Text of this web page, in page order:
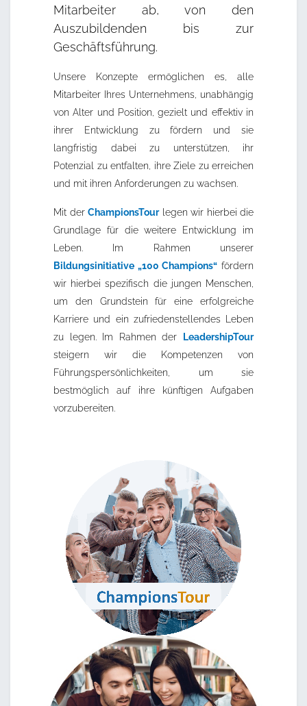
Mitarbeiter ab, von den
Auszubildenden bis zur
Geschäftsführung.
Unsere Konzepte ermöglichen es, alle
Mitarbeiter Ihres Unternehmens, unabhängig
von Alter und Position, gezielt und effektiv in
ihrer Entwicklung zu fördern und sie
langfristig dabei zu unterstützen, ihr
Potenzial zu entfalten, ihre Ziele zu erreichen
und mit ihren Anforderungen zu wachsen.
Mit der ChampionsTourlegen wir hierbei die
Grundlage für die weitere Entwicklung im
Leben. Im Rahmen unserer
Bildungsinitiative „100 Champions“ fördern
wir hierbei spezifisch die jungen Menschen,
um den Grundstein für eine erfolgreiche
Karriere und ein zufriedenstellendes Leben
zu legen. Im Rahmen der
LeadershipTour
steigern wir die Kompetenzen von
Führungspersönlichkeiten, um sie
bestmöglich auf ihre künftigen Aufgaben
vorzubereiten.